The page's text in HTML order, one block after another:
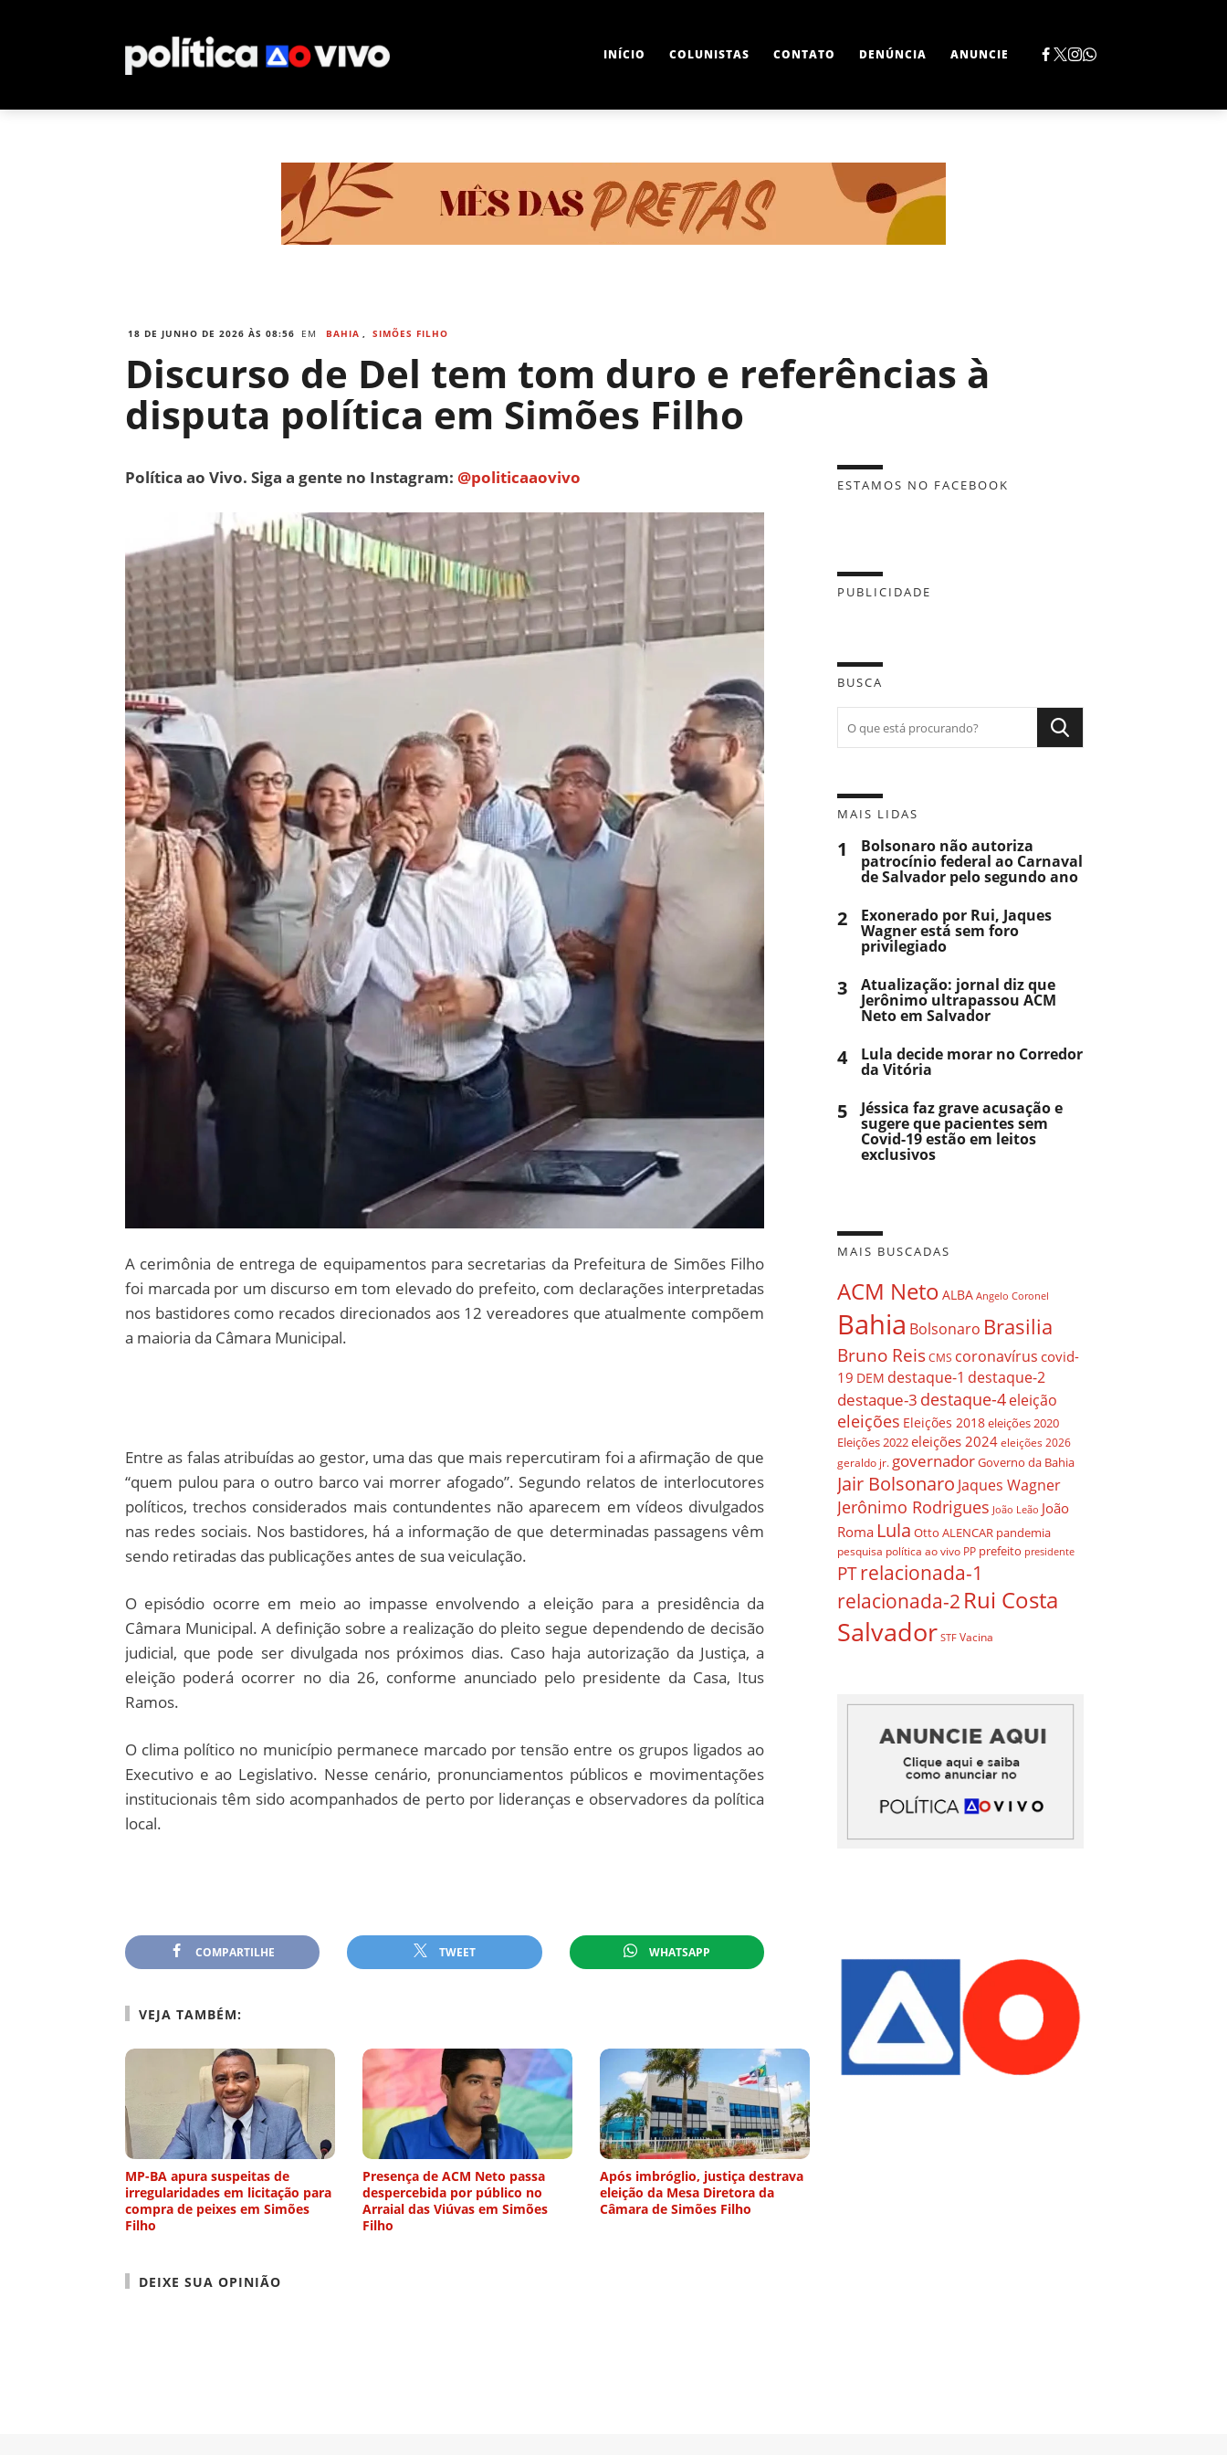
INÍCIO COLUNISTAS CONTATO DENÚNCIA ANUNCIE
18 DE JUNHO DE 2026 ÀS 08:56 EM BAHIA , SIMÕES FILHO
Discurso de Del tem tom duro e referências à
disputa política em Simões Filho
Política ao Vivo. Siga a gente no Instagram: @politicaaovivo
A cerimônia de entrega de equipamentos para secretarias da Prefeitura de Simões Filho
foi marcada por um discurso em tom elevado do prefeito, com declarações interpretadas
nos bastidores como recados direcionados aos 12 vereadores que atualmente compõem
a maioria da Câmara Municipal.
Entre as falas atribuídas ao gestor, uma das que mais repercutiram foi a afirmação de que
“quem pulou para o outro barco vai morrer afogado”. Segundo relatos de interlocutores
políticos, trechos considerados mais contundentes não aparecem em vídeos divulgados
nas redes sociais. Nos bastidores, há a informação de que determinadas passagens vêm
sendo retiradas das publicações antes de sua veiculação.
O episódio ocorre em meio ao impasse envolvendo a eleição para a presidência da
Câmara Municipal. A definição sobre a realização do pleito segue dependendo de decisão
judicial, que pode ser divulgada nos próximos dias. Caso haja autorização da Justiça, a
eleição poderá ocorrer no dia 26, conforme anunciado pelo presidente da Casa, Itus
Ramos.
O clima político no município permanece marcado por tensão entre os grupos ligados ao
Executivo e ao Legislativo. Nesse cenário, pronunciamentos públicos e movimentações
institucionais têm sido acompanhados de perto por lideranças e observadores da política
local.
COMPARTILHE TWEET WHATSAPP
VEJA TAMBÉM:
MP-BA apura suspeitas de
irregularidades em licitação para
compra de peixes em Simões
Filho
Presença de ACM Neto passa
despercebida por público no
Arraial das Viúvas em Simões
Filho
Após imbróglio, justiça destrava
eleição da Mesa Diretora da
Câmara de Simões Filho
DEIXE SUA OPINIÃO
ESTAMOS NO FACEBOOK
PUBLICIDADE
BUSCA
MAIS LIDAS
1 Bolsonaro não autoriza
patrocínio federal ao Carnaval
de Salvador pelo segundo ano
2 Exonerado por Rui, Jaques
Wagner está sem foro
privilegiado
3 Atualização: jornal diz que
Jerônimo ultrapassou ACM
Neto em Salvador
4 Lula decide morar no Corredor
da Vitória
5 Jéssica faz grave acusação e
sugere que pacientes sem
Covid-19 estão em leitos
exclusivos
MAIS BUSCADAS
ACM Neto ALBA Angelo Coronel
Bahia Bolsonaro Brasilia
Bruno ReisCMS coronavírus covid-
19 DEM destaque-1 destaque-2
destaque-3 destaque-4eleição
eleições Eleições 2018eleições 2020
Eleições 2022eleições 2024 eleições 2026
geraldo jr. governadorGoverno da Bahia
Jair Bolsonaro Jaques Wagner
Jerônimo Rodrigues João Leão João
Roma Lula Otto ALENCAR pandemia
pesquisa política ao vivo PP prefeito presidente
PTrelacionada-1
relacionada-2 Rui Costa
Salvador STF Vacina